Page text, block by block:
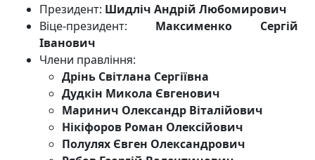
Президент: Шидліч Андрій Любомирович
Віце-президент: Максименко Сергій
Іванович
Члени правління:
Дрінь Світлана Сергіївна
Дудкін Микола Євгенович
Маринич Олександр Віталійович
Нікіфоров Роман Олексійович
Полулях Євген Олександрович